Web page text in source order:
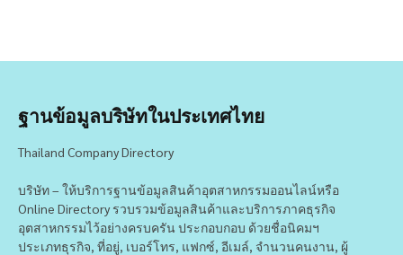
ฐานข้อมูลบริษัทในประเทศไทย
Thailand Company Directory
บริษัท – ให้บริการฐานข้อมูลสินค้าอุตสาหกรรมออนไลน์หรือ
Online Directory รวบรวมข้อมูลสินค้าและบริการภาคธุรกิจ
อุตสาหกรรมไว้อย่างครบครัน ประกอบกอบ ด้วยชื่อนิคมฯ
ประเภทธุรกิจ, ที่อยู่, เบอร์โทร, แฟกซ์, อีเมล์, จำนวนคนงาน, ผู้